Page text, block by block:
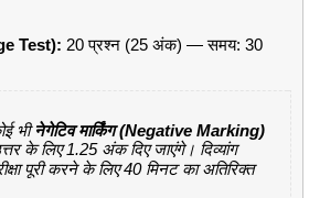
Test): 20 प्रश्न (25 अंक) — समय: 30
भीनेगेटिव मार्किंग (Negative Marking)
के लिए 1.25 अंक दिए जाएंगे। दिव्यांग
पूरी करने के लिए 40 मिनट का अतिरिक्त